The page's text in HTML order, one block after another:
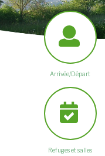
Arrivée/Départ
Refuges et salles